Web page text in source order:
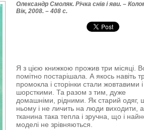
Олександр Смоляк. Річка снів і яви. –
Вік, 2008. – 408 с.
Я з цією книжкою прожив три місяці.
помітно постарішала. А якось навіть
промокла і сторінки стали жовтавими і
шорсткими. Та разом з тим, дуже
домашніми, рідними. Як старий одяг,
ньому і не личить на люди виходити,
тканина така тепла і зручна, що і
моделі не зрівняються.